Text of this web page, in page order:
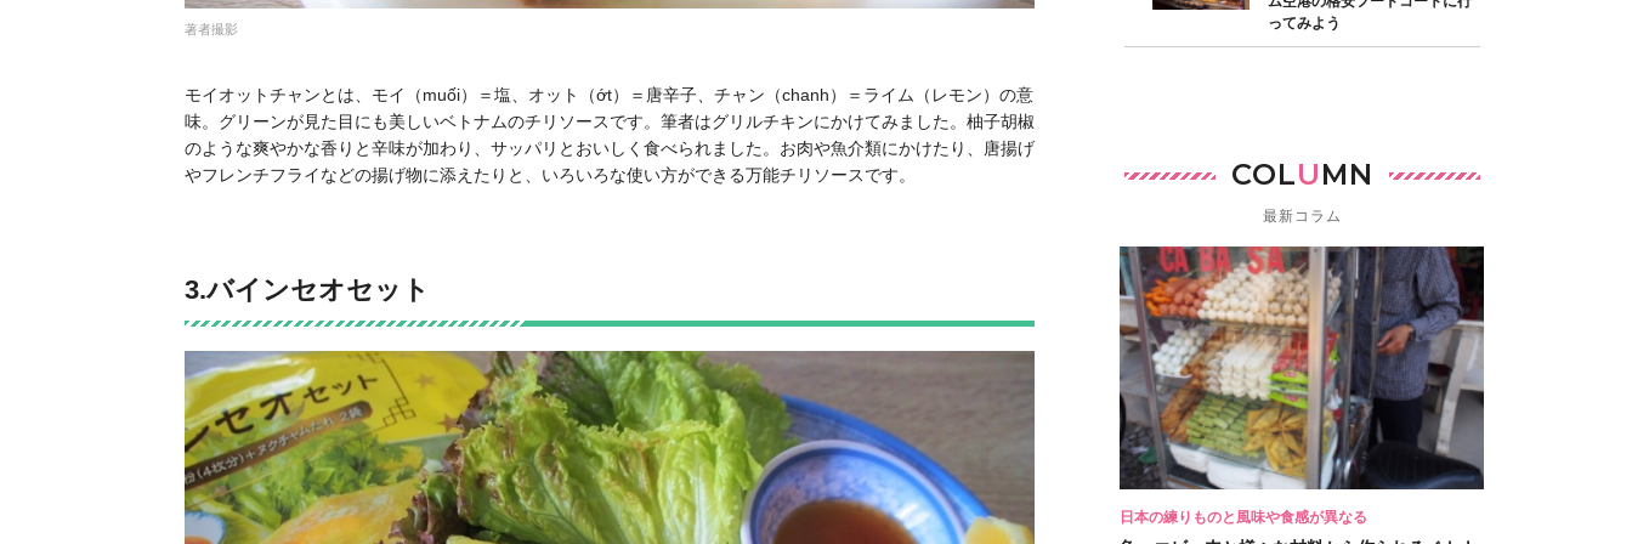
著者撮影
モイオットチャンとは、モイ（muối）＝塩、オット（ớt）＝唐辛子、チャン（chanh）＝ライム（レモン）の意
味。グリーンが見た目にも美しいベトナムのチリソースです。筆者はグリルチキンにかけてみました。柚子胡椒
のような爽やかな香りと辛味が加わり、サッパリとおいしく食べられました。お肉や魚介類にかけたり、唐揚げ
やフレンチフライなどの揚げ物に添えたりと、いろいろな使い方ができる万能チリソースです。
3.バインセオセット
ってみよう
COLUMN
最新コラム
日本の練りものと風味や食感が異なる